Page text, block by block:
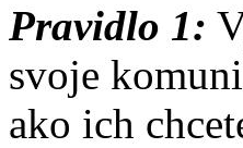
Pravidlo 1:
svoje
ako ich